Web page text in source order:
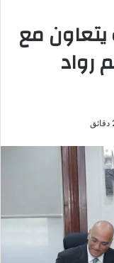
مع
رواد